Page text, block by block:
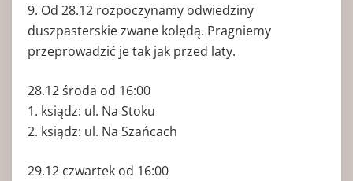
9. Od 28.12 rozpoczynamy odwiedziny
duszpasterskie zwane kolędą. Pragniemy
przeprowadzić je tak jak przed laty.
28.12 środa od 16:00
1. ksiądz: ul. Na Stoku
2. ksiądz: ul. Na Szańcach
29.12 czwartek od 16:00